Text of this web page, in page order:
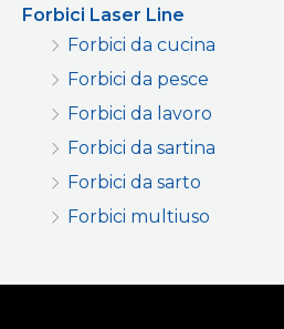
Forbici Laser Line
Forbici da cucina
Forbici da pesce
Forbici da lavoro
Forbici da sartina
Forbici da sarto
Forbici multiuso